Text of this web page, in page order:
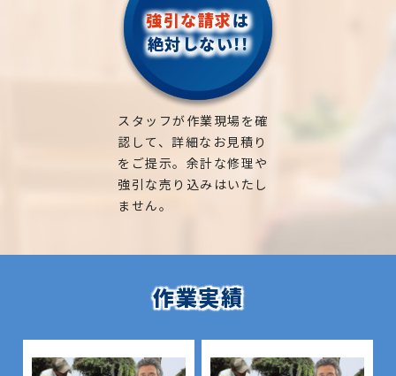
強引な請求は
絶対しない!!
スタッフが作業現場を確
認して、詳細なお見積り
をご提示。余計な修理や
強引な売り込みはいたし
ません。
作業実績